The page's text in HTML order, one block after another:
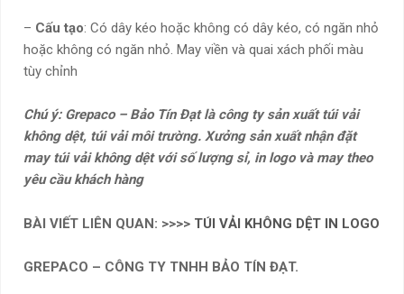
– Cấu tạo: Có dây kéo hoặc không có dây kéo, có ngăn nhỏ
hoặc không có ngăn nhỏ. May viền và quai xách phối màu
tùy chỉnh
Chú ý: Grepaco – Bảo Tín Đạt là công ty sản xuất túi vải
không dệt, túi vải môi trường. Xưởng sản xuất nhận đặt
may túi vải không dệt với số lượng sỉ, in logo và may theo
yêu cầu khách hàng
BÀI VIẾT LIÊN QUAN: >>>> TÚI VẢI KHÔNG DỆT IN LOGO
GREPACO – CÔNG TY TNHH BẢO TÍN ĐẠT.